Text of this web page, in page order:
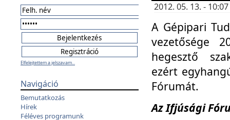
Elfelejtettem a jelszavam...
Navigáció
Bemutatkozás
Hírek
Féléves programunk
2012. 05. 13. -
A Gépipari
vezetősége
hegesztő
ezért
Fórumát.
Az Ifjúsági